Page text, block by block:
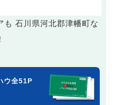
も 石川県河北郡津幡町な
ウ全51P